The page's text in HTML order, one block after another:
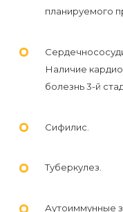
планируемого
Наличие
болезнь 3-й
Сифилис.
Туберкулез.
Аутоиммунные